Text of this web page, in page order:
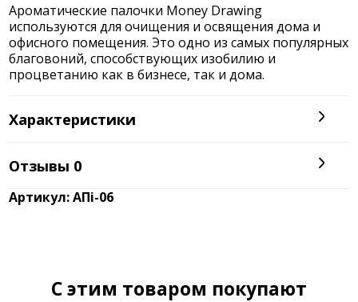
Ароматические палочки Money Drawing
используются для очищения и освящения дома и
офисного помещения. Это одно из самых популярных
благовоний, способствующих изобилию и
процветанию как в бизнесе, так и дома.
Характеристики
Отзывы 0
Артикул: АПi-06
C этим товаром покупают